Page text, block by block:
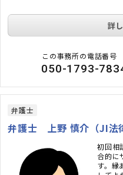
詳
この事務所の電話番号
050-1793-
弁護士
弁護士 上野 慎介（JI法
初回相
合的に
す。縁